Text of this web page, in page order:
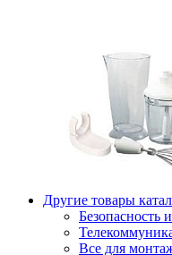
Другие товары
Безопасность
Все для